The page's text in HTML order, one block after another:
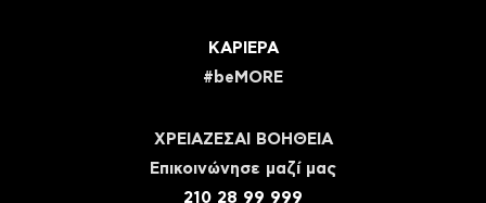
ΚΑΡΙΕΡΑ
#beMORE
ΧΡΕΙΑΖΕΣΑΙ ΒΟΗΘΕΙΑ
Eπικοινώνησε μαζί μας
210 28 99 999